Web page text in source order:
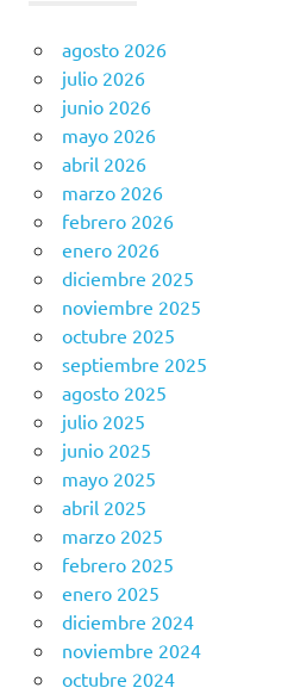
agosto 2026
julio 2026
junio 2026
mayo 2026
abril 2026
marzo 2026
febrero 2026
enero 2026
diciembre 2025
noviembre 2025
octubre 2025
septiembre 2025
agosto 2025
julio 2025
junio 2025
mayo 2025
abril 2025
marzo 2025
febrero 2025
enero 2025
diciembre 2024
noviembre 2024
octubre 2024